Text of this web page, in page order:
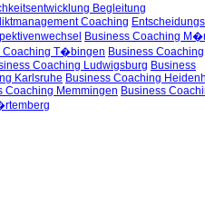
Begleitung
Coaching
Business Coaching
Coaching T�bingen Business Coaching
Coaching Ludwigsburg Business
Karlsruhe Business Coaching
Coaching Memmingen Business